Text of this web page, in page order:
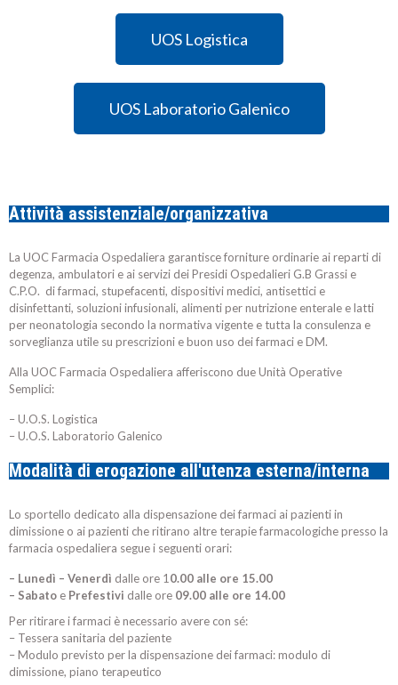
UOS Logistica
UOS Laboratorio Galenico
Attività assistenziale/organizzativa
La UOC Farmacia Ospedaliera garantisce forniture ordinarie ai reparti di
degenza, ambulatori e ai servizi dei Presidi Ospedalieri G.B Grassi e
C.P.O. di farmaci, stupefacenti, dispositivi medici, antisettici e
disinfettanti, soluzioni infusionali, alimenti per nutrizione enterale e latti
per neonatologia secondo la normativa vigente e tutta la consulenza e
sorveglianza utile su prescrizioni e buon uso dei farmaci e DM.
Alla UOC Farmacia Ospedaliera afferiscono due Unità Operative
Semplici:
– U.O.S. Logistica
– U.O.S. Laboratorio Galenico
Modalità di erogazione all'utenza esterna/interna
Lo sportello dedicato alla dispensazione dei farmaci ai pazienti in
dimissione o ai pazienti che ritirano altre terapie farmacologiche presso la
farmacia ospedaliera segue i seguenti orari:
– Lunedì – Venerdì dalle ore 10.00 alle ore 15.00
– Sabato e Prefestivi dalle ore 09.00 alle ore 14.00
Per ritirare i farmaci è necessario avere con sé:
– Tessera sanitaria del paziente
– Modulo previsto per la dispensazione dei farmaci: modulo di
dimissione, piano terapeutico